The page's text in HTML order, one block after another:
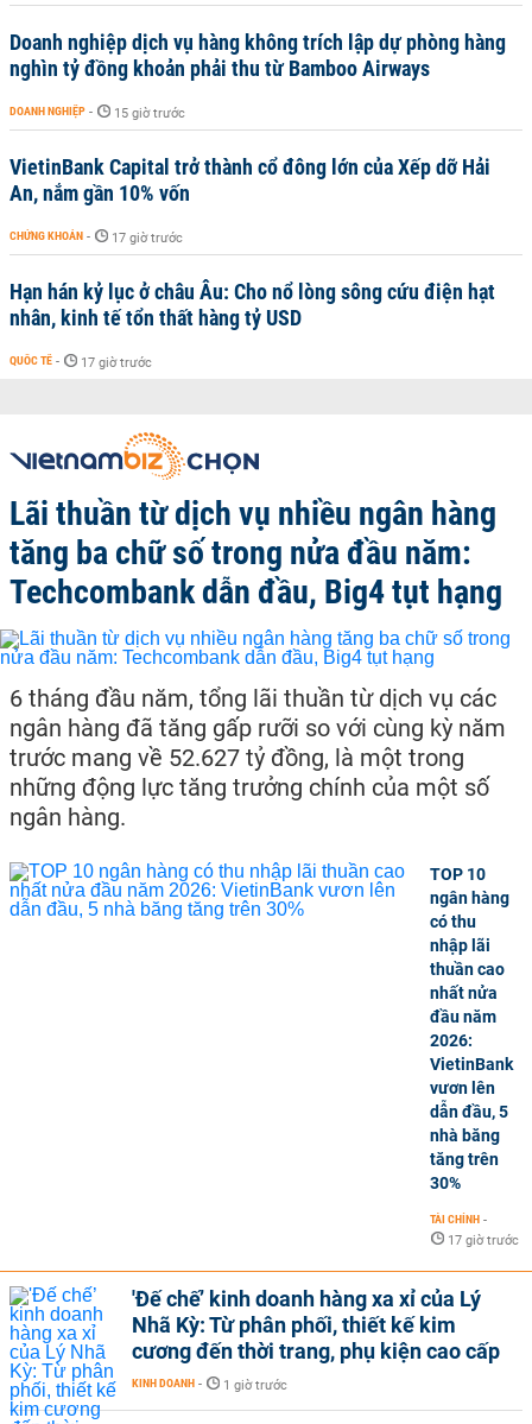
Doanh nghiệp dịch vụ hàng không trích lập dự phòng hàng
nghìn tỷ đồng khoản phải thu từ Bamboo Airways
DOANH NGHIỆP - 15 giờ trước
VietinBank Capital trở thành cổ đông lớn của Xếp dỡ Hải
An, nắm gần 10% vốn
CHỨNG KHOÁN - 17 giờ trước
Hạn hán kỷ lục ở châu Âu: Cho nổ lòng sông cứu điện hạt
nhân, kinh tế tổn thất hàng tỷ USD
QUỐC TẾ - 17 giờ trước
Lãi thuần từ dịch vụ nhiều ngân hàng
tăng ba chữ số trong nửa đầu năm:
Techcombank dẫn đầu, Big4 tụt hạng
6 tháng đầu năm, tổng lãi thuần từ dịch vụ các
ngân hàng đã tăng gấp rưỡi so với cùng kỳ năm
trước mang về 52.627 tỷ đồng, là một trong
những động lực tăng trưởng chính của một số
ngân hàng.
TOP 10
ngân hàng
có thu
nhập lãi
thuần cao
nhất nửa
đầu năm
2026:
VietinBank
vươn lên
dẫn đầu, 5
nhà băng
tăng trên
30%
TÀI CHÍNH -
17 giờ trước
'Đế chế’ kinh doanh hàng xa xỉ của Lý
Nhã Kỳ: Từ phân phối, thiết kế kim
cương đến thời trang, phụ kiện cao cấp
KINH DOANH - 1 giờ trước